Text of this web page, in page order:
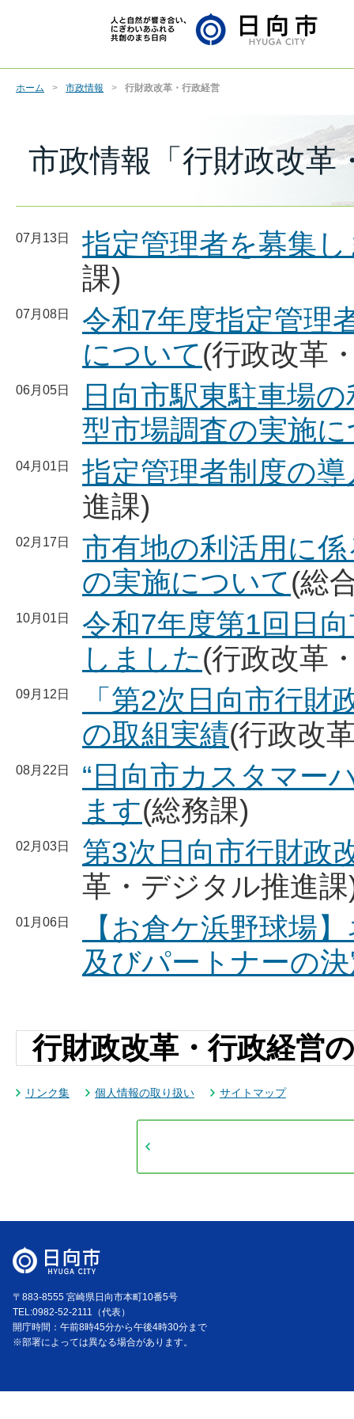
ホーム 市政情報 行財政改革・行政経営
市政情報「行財政改革
07月13日
指定管理者を募集
課)
07月08日
令和7年度指定管理
について(行政改革
06月05日
日向市駅東駐車場
型市場調査の実施
04月01日
指定管理者制度の導
進課)
02月17日
市有地の利活用に
の実施について(総
10月01日
令和7年度第1回日
しました(行政改革
09月12日
「第2次日向市行
の取組実績(行政改
08月22日
“日向市カスタマー
ます(総務課)
02月03日
第3次日向市行財政
革・デジタル推進
01月06日
【お倉ケ浜野球場
及びパートナーの
行財政改革・行政経営
リンク集 個人情報の取り扱い サイトマップ
〒883-8555 宮崎県日向市本町10番5号
TEL:0982-52-2111（代表）
開庁時間：午前8時45分から午後4時30分まで
※部署によっては異なる場合があります。